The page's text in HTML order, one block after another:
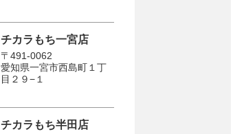
チカラもち一宮店
〒491-0062
愛知県一宮市西島町１丁
目２９−１
チカラもち半田店